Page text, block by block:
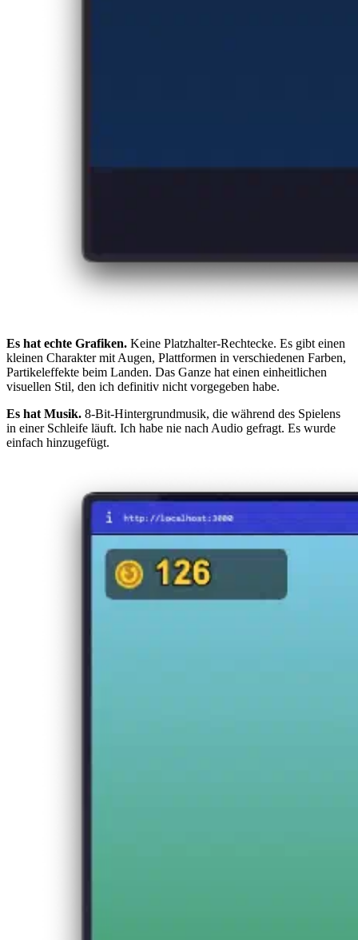
Es hat echte Grafiken. Keine Platzhalter-Rechtecke. Es gibt einen
kleinen Charakter mit Augen, Plattformen in verschiedenen Farben,
Partikeleffekte beim Landen. Das Ganze hat einen einheitlichen
visuellen Stil, den ich definitiv nicht vorgegeben habe.
Es hat Musik. 8-Bit-Hintergrundmusik, die während des Spielens
in einer Schleife läuft. Ich habe nie nach Audio gefragt. Es wurde
einfach hinzugefügt.